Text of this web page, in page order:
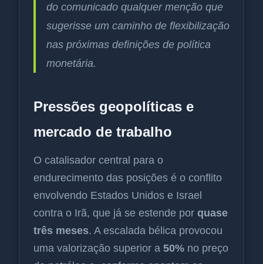
do comunicado qualquer menção que
sugerisse um caminho de flexibilização
nas próximas definições de política
monetária.
Pressões geopolíticas e
mercado de trabalho
O catalisador central para o
endurecimento das posições é o conflito
envolvendo Estados Unidos e Israel
contra o Irã, que já se estende por quase
três meses. A escalada bélica provocou
uma valorização superior a 50% no preço